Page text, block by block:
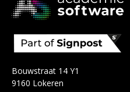
Bouwstraat 14 Y1
9160 Lokeren